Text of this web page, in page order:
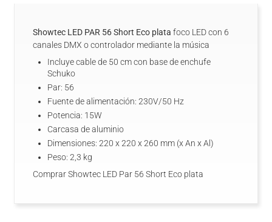
Showtec LED PAR 56 Short Eco plata foco LED con 6
canales DMX o controlador mediante la música
Incluye cable de 50 cm con base de enchufe
Schuko
Par: 56
Fuente de alimentación: 230V/50 Hz
Potencia: 15W
Carcasa de aluminio
Dimensiones: 220 x 220 x 260 mm (x An x Al)
Peso: 2,3 kg
Comprar Showtec LED Par 56 Short Eco plata